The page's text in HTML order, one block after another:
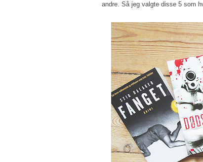
andre. Så jeg valgte disse 5 som